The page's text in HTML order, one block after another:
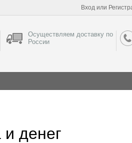
Вход или
Осуществляем доставку по
России
и денег